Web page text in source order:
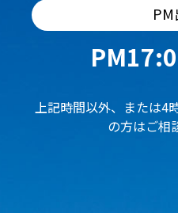
上記時間以外、または4
の方はご相